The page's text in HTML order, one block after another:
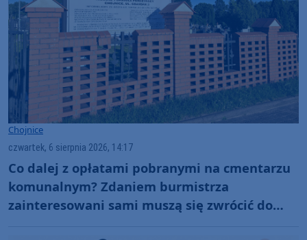
Chojnice
czwartek, 6 sierpnia 2026, 14:17
Co dalej z opłatami pobranymi na cmentarzu
komunalnym? Zdaniem burmistrza
zainteresowani sami muszą się zwrócić do